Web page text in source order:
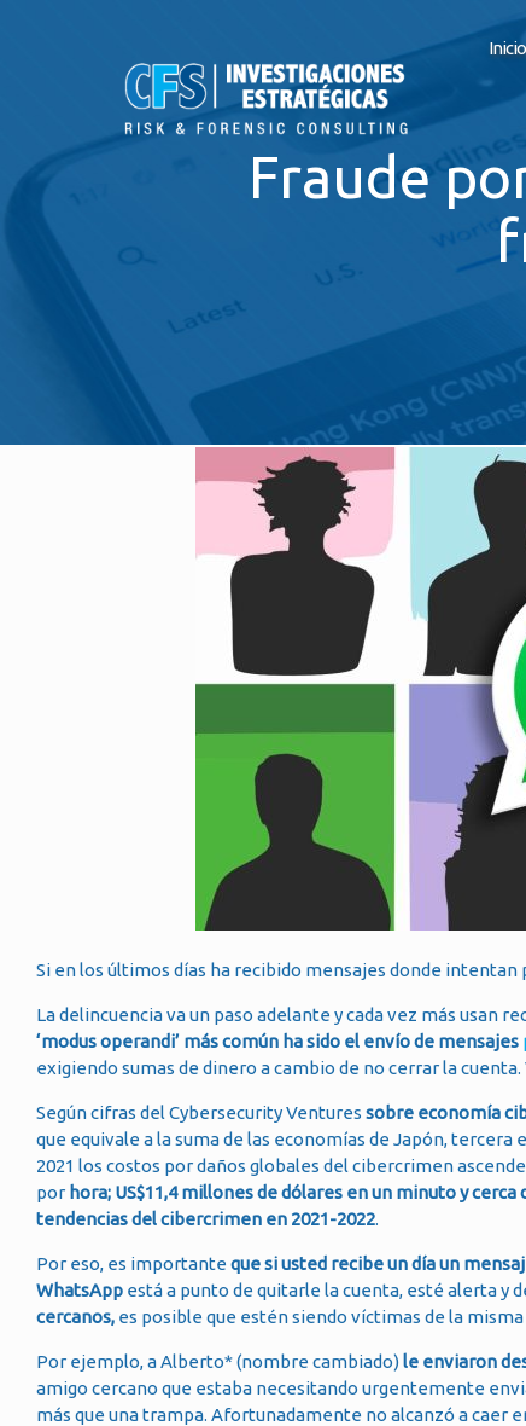
Inicio
Fraude
Si en los últimos días ha recibido mensajes donde
La delincuencia va un paso adelante y cada vez más usan
‘modus operandi’ más común ha sido el envío de mensajes
exigiendo sumas de dinero a cambio de no cerrar la cuenta.
Según cifras del Cybersecurity Ventures sobre economía
que equivale a la suma de las economías de Japón,
2021 los costos por daños globales del cibercrimen
por hora; US$11,4 millones de dólares en un minuto y
tendencias del cibercrimen en 2021-2022.
Por eso, es importanteque si usted recibe un día un
WhatsApp está a punto de quitarle la cuenta, esté alerta y
cercanos, es posible que estén siendo víctimas de la
Por ejemplo, a Alberto* (nombre cambiado)le enviaron
amigo cercano que estaba necesitando urgentemente
más que una trampa. Afortunadamente no alcanzó a caer